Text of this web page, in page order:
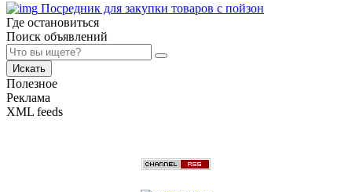
Посредник для закупки товаров с пойзон
Где остановиться
Поиск объявлений
Искать
Полезное
Реклама
XML feeds